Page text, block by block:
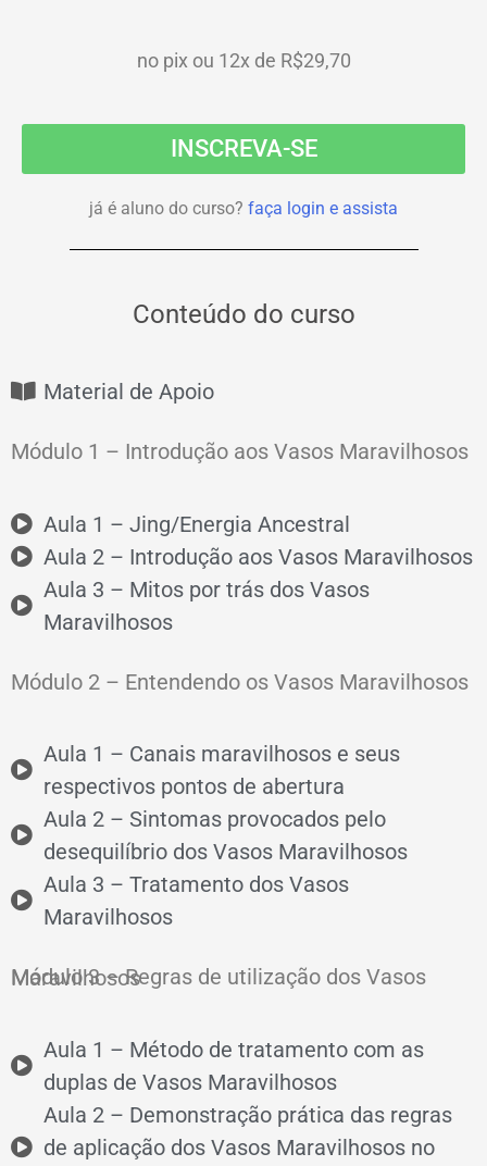
no pix ou 12x de R$29,70
INSCREVA-SE
já é aluno do curso? faça login e assista
Conteúdo do curso
Material de Apoio
Módulo 1 – Introdução aos Vasos Maravilhosos
Aula 1 – Jing/Energia Ancestral
Aula 2 – Introdução aos Vasos Maravilhosos
Aula 3 – Mitos por trás dos Vasos
Maravilhosos
Módulo 2 – Entendendo os Vasos Maravilhosos
Aula 1 – Canais maravilhosos e seus
respectivos pontos de abertura
Aula 2 – Sintomas provocados pelo
desequilíbrio dos Vasos Maravilhosos
Aula 3 – Tratamento dos Vasos
Maravilhosos
Módulo 3 – Regras de utilização dos Vasos Maravilhosos
Aula 1 – Método de tratamento com as
duplas de Vasos Maravilhosos
Aula 2 – Demonstração prática das regras
de aplicação dos Vasos Maravilhosos no